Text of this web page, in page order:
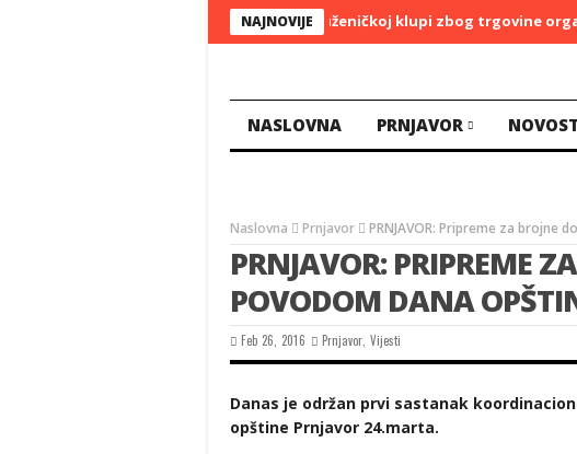
NAJNOVIJE
DOLIJALA ZMIJA: Hašim Tači na optuženičkoj klupi zbog trgovine
NASLOVNA PRNJAVOR
Naslovna Prnjavor PRNJAVOR: Pripreme za brojne
PRNJAVOR: PRIPREME
POVODOM DANA
Feb 26, 2016 Prnjavor Vijesti
Danas je održan prvi sastanak
opštine Prnjavor 24.marta.